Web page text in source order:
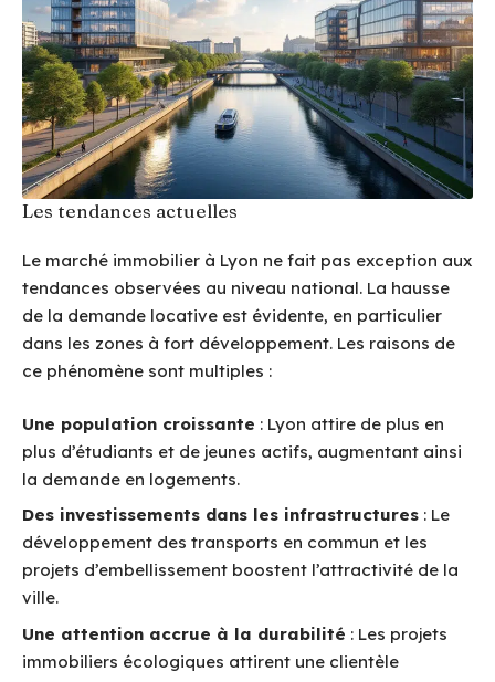
Les tendances actuelles
Le marché immobilier à Lyon ne fait pas exception aux
tendances observées au niveau national. La hausse
de la demande locative est évidente, en particulier
dans les zones à fort développement. Les raisons de
ce phénomène sont multiples :
Une population croissante : Lyon attire de plus en
plus d’étudiants et de jeunes actifs, augmentant ainsi
la demande en logements.
Des investissements dans les infrastructures : Le
développement des transports en commun et les
projets d’embellissement boostent l’attractivité de la
ville.
Une attention accrue à la durabilité : Les projets
immobiliers écologiques attirent une clientèle